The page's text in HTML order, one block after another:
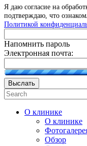
Я даю согласие на
подтверждаю, что
Политикой
Напомнить пароль
Электронная почта:
Выслать
О клинике
О клинике
Обзор